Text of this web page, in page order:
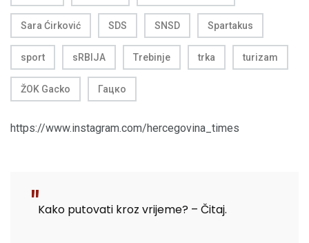
Sara Ćirković SDS SNSD Spartakus
sport sRBIJA Trebinje trka turizam
ŽOK Gacko Гацко
https://www.instagram.com/hercegovina_times
Kako putovati kroz vrijeme? – Čitaj.